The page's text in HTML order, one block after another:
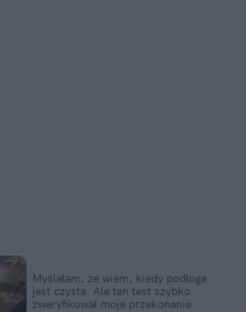
Myślałam, że wiem, kiedy podłoga
jest czysta. Ale ten test szybko
zweryfikował moje przekonanie